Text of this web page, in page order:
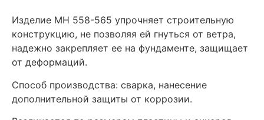
Изделие МН 558-565 упрочняет строительную
конструкцию, не позволяя ей гнуться от ветра,
надежно закрепляет ее на фундаменте, защищает
от деформаций.
Способ производства: сварка, нанесение
дополнительной защиты от коррозии.